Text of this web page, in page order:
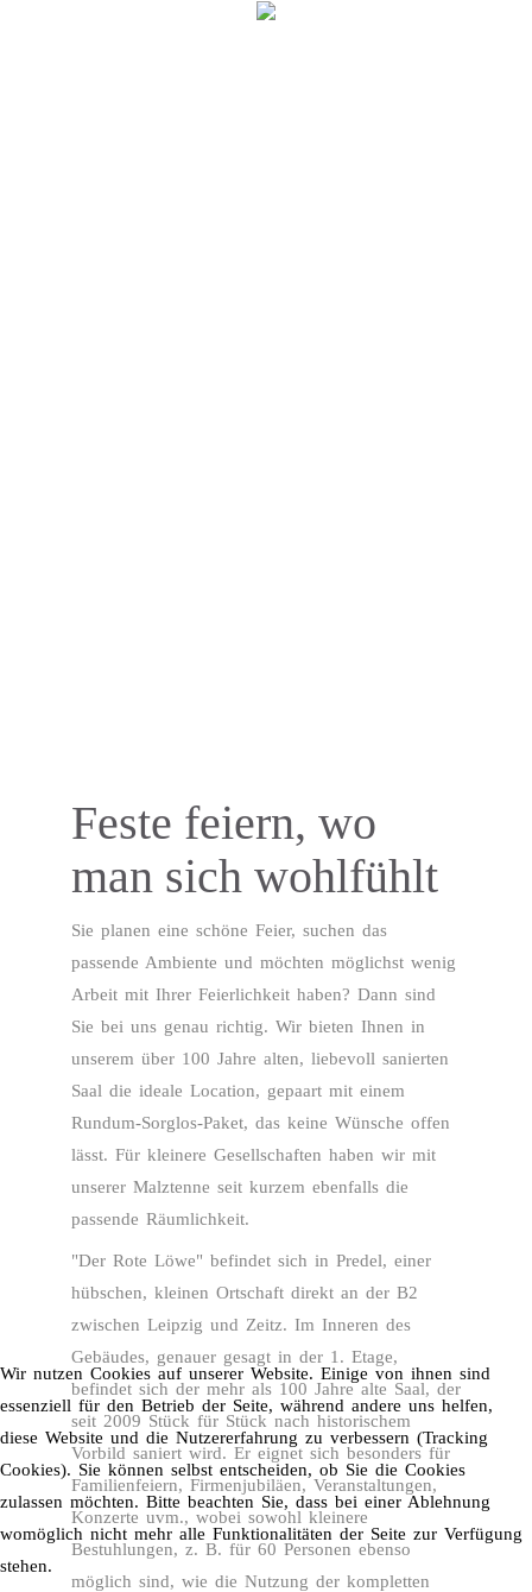
Feste feiern, wo
man sich wohlfühlt
Sie planen eine schöne Feier, suchen das
passende Ambiente und möchten möglichst wenig
Arbeit mit Ihrer Feierlichkeit haben? Dann sind
Sie bei uns genau richtig. Wir bieten Ihnen in
unserem über 100 Jahre alten, liebevoll sanierten
Saal die ideale Location, gepaart mit einem
Rundum-Sorglos-Paket, das keine Wünsche offen
lässt. Für kleinere Gesellschaften haben wir mit
unserer Malztenne seit kurzem ebenfalls die
passende Räumlichkeit.
"Der Rote Löwe" befindet sich in Predel, einer
hübschen, kleinen Ortschaft direkt an der B2
zwischen Leipzig und Zeitz. Im Inneren des
Gebäudes, genauer gesagt in der 1. Etage,
befindet sich der mehr als 100 Jahre alte Saal, der
seit 2009 Stück für Stück nach historischem
Vorbild saniert wird. Er eignet sich besonders für
Familienfeiern, Firmenjubiläen, Veranstaltungen,
Konzerte uvm., wobei sowohl kleinere
Bestuhlungen, z. B. für 60 Personen ebenso
möglich sind, wie die Nutzung der kompletten
Wir nutzen Cookies auf unserer Website. Einige von ihnen sind
essenziell für den Betrieb der Seite, während andere uns helfen,
diese Website und die Nutzererfahrung zu verbessern (Tracking
Cookies). Sie können selbst entscheiden, ob Sie die Cookies
zulassen möchten. Bitte beachten Sie, dass bei einer Ablehnung
womöglich nicht mehr alle Funktionalitäten der Seite zur Verfügung
stehen.